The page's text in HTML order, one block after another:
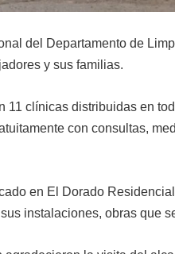
del Departamento de
y sus familias.
11 clínicas distribuidas en
con consultas,
en El Dorado
instalaciones, obras que